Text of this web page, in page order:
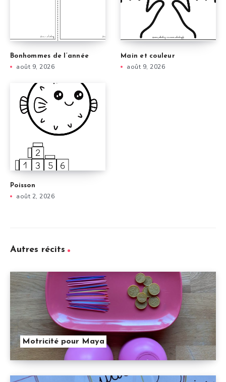
Bonhommes de l’année
août 9, 2026
Main et couleur
août 9, 2026
Poisson
août 2, 2026
Autres récits
Motricité pour Maya